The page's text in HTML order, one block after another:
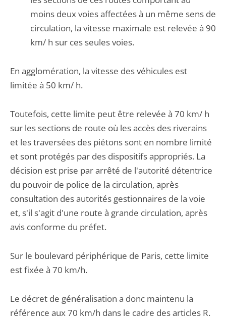
moins deux voies affectées à un même sens de
circulation, la vitesse maximale est relevée à 90
km/ h sur ces seules voies.
En agglomération, la vitesse des véhicules est
limitée à 50 km/ h.
Toutefois, cette limite peut être relevée à 70 km/ h
sur les sections de route où les accès des riverains
et les traversées des piétons sont en nombre limité
et sont protégés par des dispositifs appropriés. La
décision est prise par arrêté de l'autorité détentrice
du pouvoir de police de la circulation, après
consultation des autorités gestionnaires de la voie
et, s'il s'agit d'une route à grande circulation, après
avis conforme du préfet.
Sur le boulevard périphérique de Paris, cette limite
est fixée à 70 km/h.
Le décret de généralisation a donc maintenu la
référence aux 70 km/h dans le cadre des articles R.